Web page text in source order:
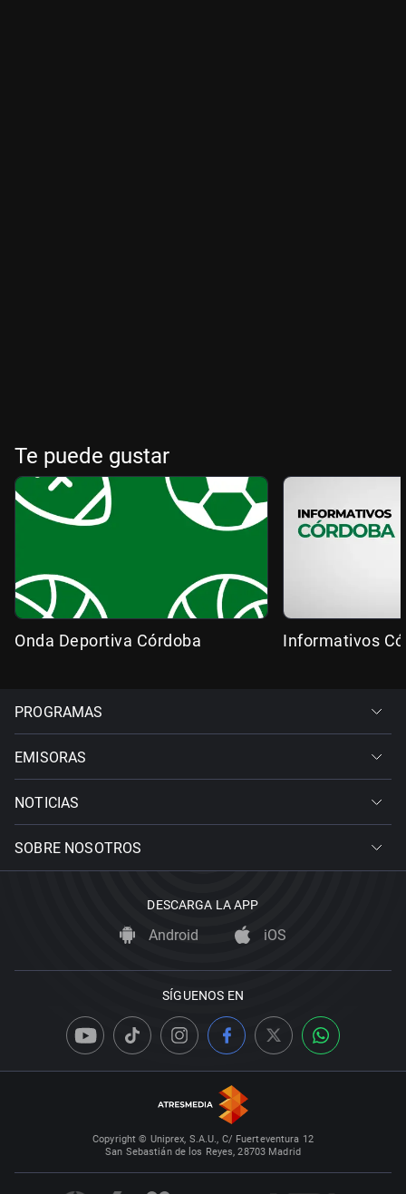
Te puede gustar
Onda Deportiva Córdoba Informativos
PROGRAMAS
EMISORAS
NOTICIAS
SOBRE NOSOTROS
DESCARGA LA APP
Android iOS
SÍGUENOS EN
Copyright © Uniprex, S.A.U., C/ Fuerteventura 12
San Sebastián de los Reyes, 28703 Madrid